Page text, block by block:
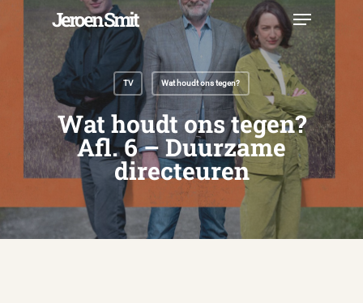
main
Jeroen Smit Menu
TV Wat houdt ons tegen?
Wat houdt ons tegen?
Afl. 6 – Duurzame
directeuren
Close
Menu